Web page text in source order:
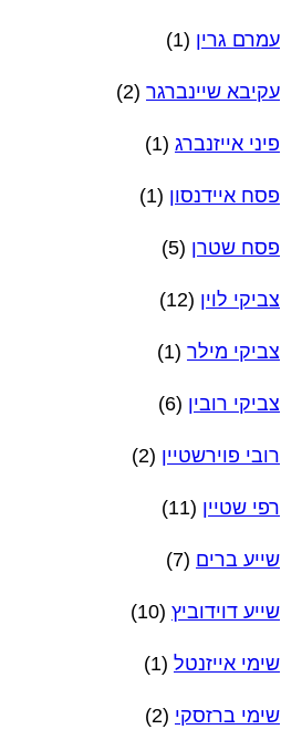
עמרם גרין (1)
עקיבא שיינברגר (2)
פיני אייזנברג (1)
פסח איידנסון (1)
פסח שטרן (5)
צביקי לוין (12)
צביקי מילר (1)
צביקי רובין (6)
רובי פוירשטיין (2)
רפי שטיין (11)
שייע ברים (7)
שייע דוידוביץ (10)
שימי אייזנטל (1)
שימי ברזסקי (2)